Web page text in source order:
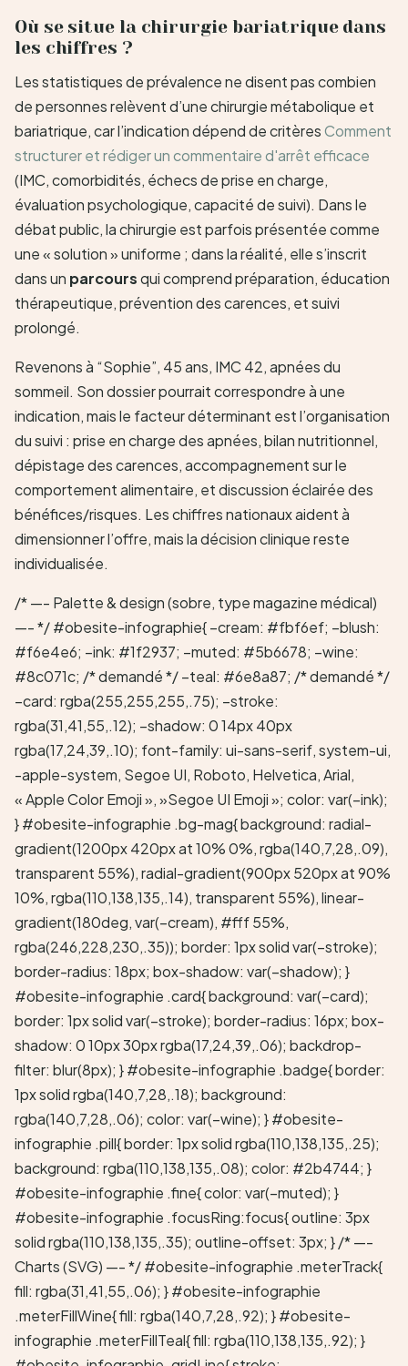
Où se situe la chirurgie bariatrique dans
les chiffres ?
Les statistiques de prévalence ne disent pas combien
de personnes relèvent d’une chirurgie métabolique et
bariatrique, car l’indication dépend de critèresComment
structurer et rédiger un commentaire d'arrêt efficace
(IMC, comorbidités, échecs de prise en charge,
évaluation psychologique, capacité de suivi). Dans le
débat public, la chirurgie est parfois présentée comme
une « solution » uniforme ; dans la réalité, elle s’inscrit
dans un parcoursqui comprend préparation, éducation
thérapeutique, prévention des carences, et suivi
prolongé.
Revenons à “Sophie”, 45 ans, IMC 42, apnées du
sommeil. Son dossier pourrait correspondre à une
indication, mais le facteur déterminant est l’organisation
du suivi : prise en charge des apnées, bilan nutritionnel,
dépistage des carences, accompagnement sur le
comportement alimentaire, et discussion éclairée des
bénéfices/risques. Les chiffres nationaux aident à
dimensionner l’offre, mais la décision clinique reste
individualisée.
/* —- Palette & design (sobre, type magazine médical)
—- */ #obesite-infographie{ –cream: #fbf6ef; –blush:
#f6e4e6; –ink: #1f2937; –muted: #5b6678; –wine:
#8c071c; /* demandé */ –teal: #6e8a87; /* demandé */
–card: rgba(255,255,255,.75); –stroke:
rgba(31,41,55,.12); –shadow: 0 14px 40px
rgba(17,24,39,.10); font-family: ui-sans-serif, system-ui,
-apple-system, Segoe UI, Roboto, Helvetica, Arial,
« Apple Color Emoji », »Segoe UI Emoji »; color: var(–ink);
} #obesite-infographie .bg-mag{ background: radial-
gradient(1200px 420px at 10% 0%, rgba(140,7,28,.09),
transparent 55%), radial-gradient(900px 520px at 90%
10%, rgba(110,138,135,.14), transparent 55%), linear-
gradient(180deg, var(–cream), #fff 55%,
rgba(246,228,230,.35)); border: 1px solid var(–stroke);
border-radius: 18px; box-shadow: var(–shadow); }
#obesite-infographie .card{ background: var(–card);
border: 1px solid var(–stroke); border-radius: 16px; box-
shadow: 0 10px 30px rgba(17,24,39,.06); backdrop-
filter: blur(8px); } #obesite-infographie .badge{ border:
1px solid rgba(140,7,28,.18); background:
rgba(140,7,28,.06); color: var(–wine); } #obesite-
infographie .pill{ border: 1px solid rgba(110,138,135,.25);
background: rgba(110,138,135,.08); color: #2b4744; }
#obesite-infographie .fine{ color: var(–muted); }
#obesite-infographie .focusRing:focus{ outline: 3px
solid rgba(110,138,135,.35); outline-offset: 3px; } /* —-
Charts (SVG) —- */ #obesite-infographie .meterTrack{
fill: rgba(31,41,55,.06); } #obesite-infographie
.meterFillWine{ fill: rgba(140,7,28,.92); } #obesite-
infographie .meterFillTeal{ fill: rgba(110,138,135,.92); }